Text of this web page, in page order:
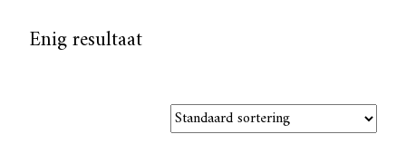
Enig resultaat